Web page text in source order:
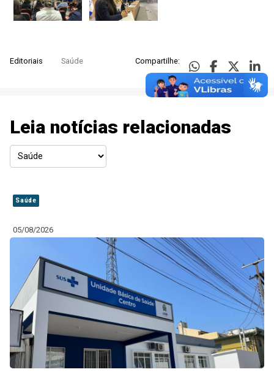
Editoriais Saúde Compartilhe:
Leia notícias relacionadas
Saúde
05/08/2026